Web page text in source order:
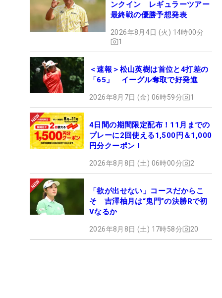
ンクイン レギュラーツアー
最終戦の優勝予想発表
2026年8月4日 (火) 14時00分
1
＜速報＞松山英樹は首位と4打差の
「65」 イーグル奪取で好発進
2026年8月7日 (金) 06時59分 1
4日間の期間限定配布！11月までの
プレーに2回使える1,500円＆1,000
円分クーポン！
2026年8月8日 (土) 06時00分 2
「欲が出せない」コースだからこ
そ 吉澤柚月は“鬼門”の決勝Rで初
Vなるか
2026年8月8日 (土) 17時58分 20